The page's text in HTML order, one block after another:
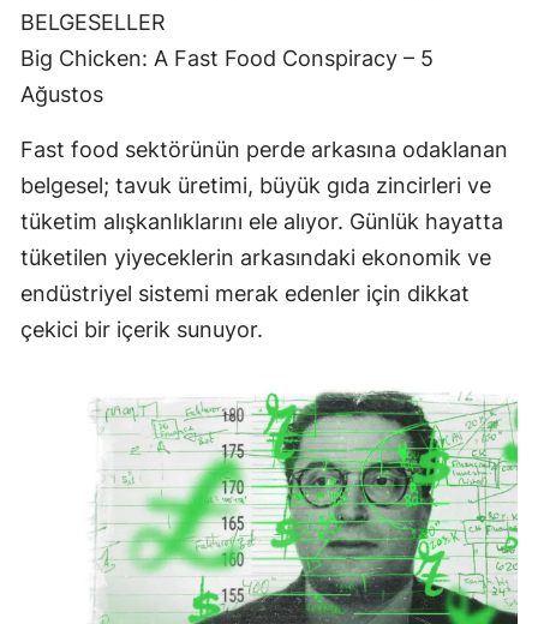
BELGESELLER
Big Chicken: A Fast Food Conspiracy – 5
Ağustos
Fast food sektörünün perde arkasına odaklanan
belgesel; tavuk üretimi, büyük gıda zincirleri ve
tüketim alışkanlıklarını ele alıyor. Günlük hayatta
tüketilen yiyeceklerin arkasındaki ekonomik ve
endüstriyel sistemi merak edenler için dikkat
çekici bir içerik sunuyor.